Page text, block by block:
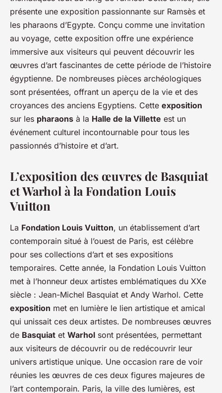
présente une exposition passionnante sur Ramsès et
les pharaons d’Egypte. Conçu comme une invitation
au voyage, cette exposition offre une expérience
immersive aux visiteurs qui peuvent découvrir les
œuvres d’art fascinantes de cette période de l’histoire
égyptienne. De nombreuses pièces archéologiques
sont présentées, offrant un aperçu de la vie et des
croyances des anciens Egyptiens. Cette exposition
sur les pharaons à la Halle de la Villette est un
événement culturel incontournable pour tous les
passionnés d’histoire et d’art.
L’exposition des œuvres de Basquiat
et Warhol à la Fondation Louis
Vuitton
La Fondation Louis Vuitton, un établissement d’art
contemporain situé à l’ouest de Paris, est célèbre
pour ses collections d’art et ses expositions
temporaires. Cette année, la Fondation Louis Vuitton
met à l’honneur deux artistes emblématiques du XXe
siècle : Jean-Michel Basquiat et Andy Warhol. Cette
exposition met en lumière le lien artistique et amical
qui unissait ces deux artistes. De nombreuses œuvres
de Basquiat et Warhol sont présentées, permettant
aux visiteurs de découvrir ou de redécouvrir leur
univers artistique unique. Une occasion rare de voir
réunies les œuvres de ces deux figures majeures de
l’art contemporain. Paris, la ville des lumières, est